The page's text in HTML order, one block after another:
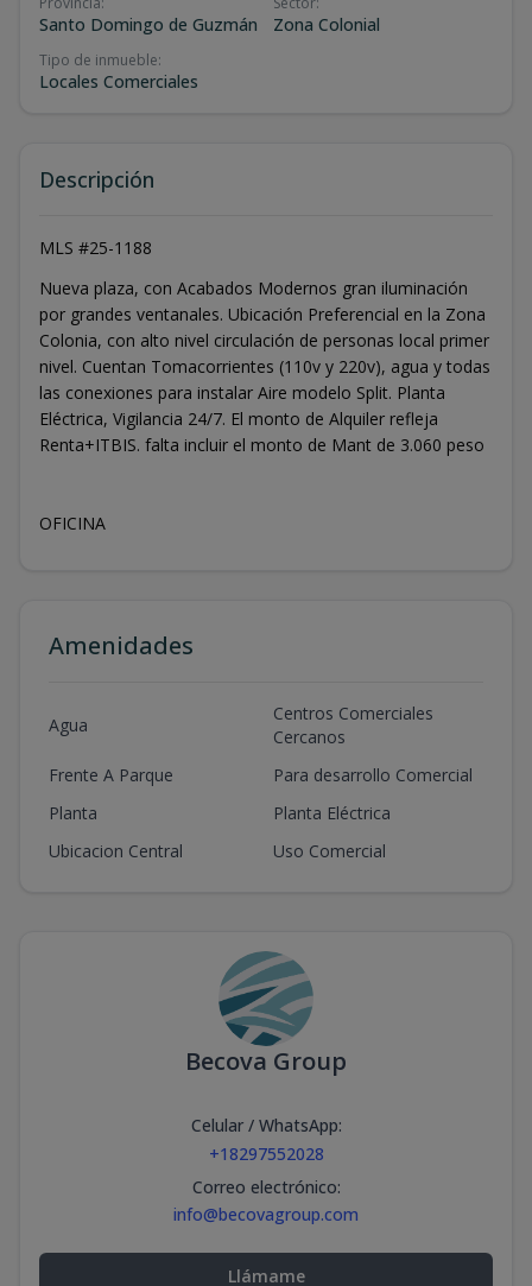
Santo Domingo de Guzmán Zona Colonial
Tipo de inmueble:
Locales Comerciales
Descripción
MLS #25-1188
Nueva plaza, con Acabados Modernos gran iluminación
por grandes ventanales. Ubicación Preferencial en la Zona
Colonia, con alto nivel circulación de personas local primer
nivel. Cuentan Tomacorrientes (110v y 220v), agua y todas
las conexiones para instalar Aire modelo Split. Planta
Eléctrica, Vigilancia 24/7. El monto de Alquiler refleja
Renta+ITBIS. falta incluir el monto de Mant de 3.060 peso
OFICINA
Amenidades
Agua
Centros Comerciales
Cercanos
Frente A Parque
Para desarrollo Comercial
Planta
Planta Eléctrica
Ubicacion Central
Uso Comercial
Becova Group
Celular / WhatsApp:
+18297552028
Correo electrónico:
info@becovagroup.com
Llámame